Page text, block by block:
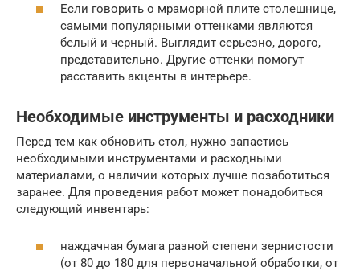
Если говорить о мраморной плите столешнице,
самыми популярными оттенками являются
белый и черный. Выглядит серьезно, дорого,
представительно. Другие оттенки помогут
расставить акценты в интерьере.
Необходимые инструменты и расходники
Перед тем как обновить стол, нужно запастись
необходимыми инструментами и расходными
материалами, о наличии которых лучше позаботиться
заранее. Для проведения работ может понадобиться
следующий инвентарь:
наждачная бумага разной степени зернистости
(от 80 до 180 для первоначальной обработки, от